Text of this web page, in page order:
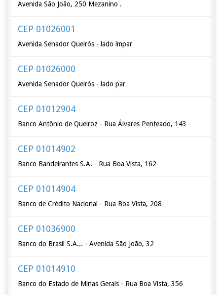
Avenida São João, 250 Mezanino .
CEP 01026001
Avenida Senador Queirós - lado ímpar
CEP 01026000
Avenida Senador Queirós - lado par
CEP 01012904
Banco Antônio de Queiroz - Rua Álvares Penteado, 143
CEP 01014902
Banco Bandeirantes S.A. - Rua Boa Vista, 162
CEP 01014904
Banco de Crédito Nacional - Rua Boa Vista, 208
CEP 01036900
Banco do Brasil S.A... - Avenida São João, 32
CEP 01014910
Banco do Estado de Minas Gerais - Rua Boa Vista, 356